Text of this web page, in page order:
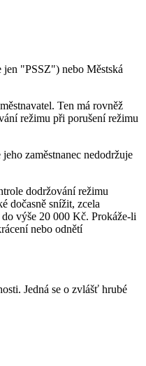
jen "PSSZ") nebo Městská
Ten má rovněž
režimu při porušení režimu
zaměstnanec nedodržuje
dodržování režimu
dočasně snížit, zcela
výše 20 000 Kč. Prokáže-li
nebo odnětí
Jedná se o zvlášť hrubé